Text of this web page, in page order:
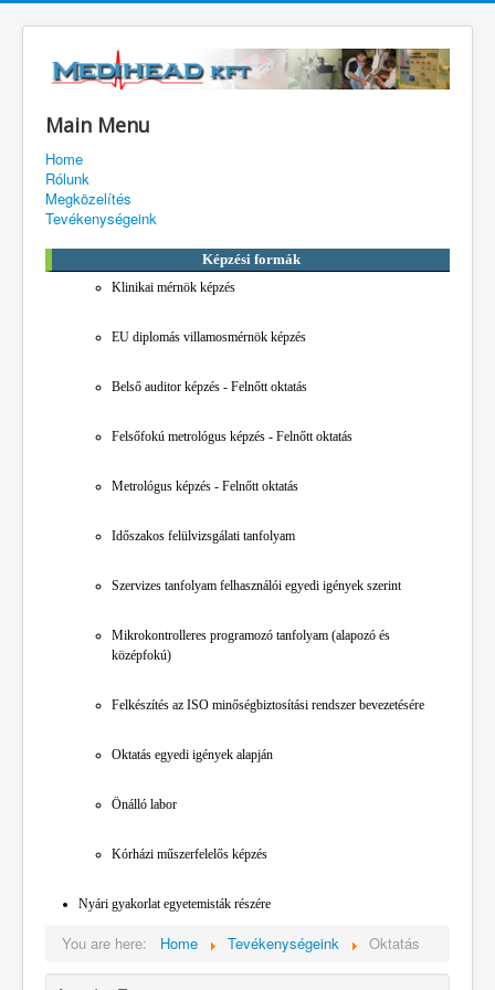
Main Menu
Home
Rólunk
Megközelítés
Tevékenységeink
Képzési formák
Klinikai mérnök képzés
EU diplomás villamosmérnök képzés
Belső auditor képzés - Felnőtt oktatás
Felsőfokú metrológus képzés - Felnőtt oktatás
Metrológus képzés - Felnőtt oktatás
Időszakos felülvizsgálati tanfolyam
Szervizes tanfolyam felhasználói egyedi igények szerint
Mikrokontrolleres programozó tanfolyam (alapozó és
középfokú)
Felkészítés az ISO minőségbiztosítási rendszer bevezetésére
Oktatás egyedi igények alapján
Önálló labor
Kórházi műszerfelelős képzés
Nyári gyakorlat egyetemisták részére
You are here: Home Tevékenységeink Oktatás